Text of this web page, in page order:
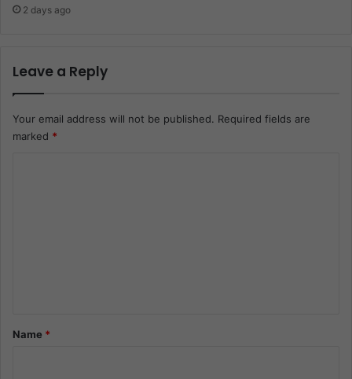
2 days ago
Leave a Reply
Your email address will not be published. Required fields are
marked *
*Name *